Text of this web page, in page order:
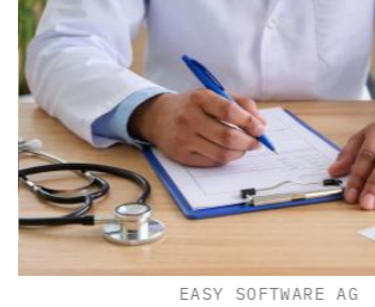
EASY SOFTWARE AG